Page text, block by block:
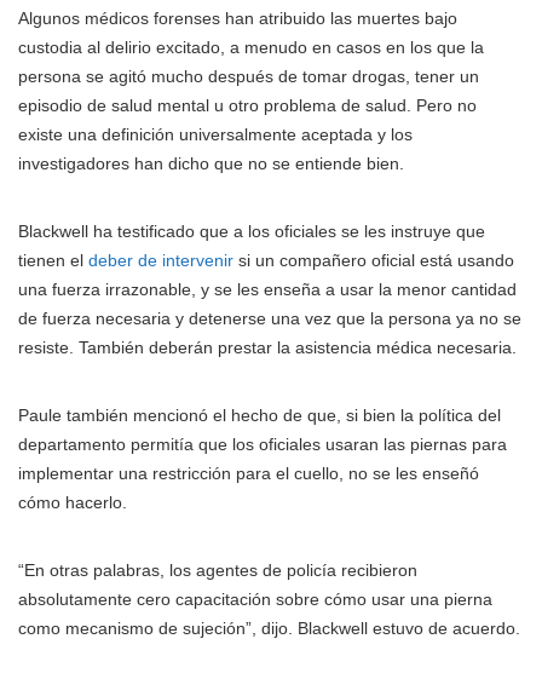
Algunos médicos forenses han atribuido las muertes bajo
custodia al delirio excitado, a menudo en casos en los que la
persona se agitó mucho después de tomar drogas, tener un
episodio de salud mental u otro problema de salud. Pero no
existe una definición universalmente aceptada y los
investigadores han dicho que no se entiende bien.
Blackwell ha testificado que a los oficiales se les instruye que
tienen el deber de intervenir si un compañero oficial está usando
una fuerza irrazonable, y se les enseña a usar la menor cantidad
de fuerza necesaria y detenerse una vez que la persona ya no se
resiste. También deberán prestar la asistencia médica necesaria.
Paule también mencionó el hecho de que, si bien la política del
departamento permitía que los oficiales usaran las piernas para
implementar una restricción para el cuello, no se les enseñó
cómo hacerlo.
“En otras palabras, los agentes de policía recibieron
absolutamente cero capacitación sobre cómo usar una pierna
como mecanismo de sujeción”, dijo. Blackwell estuvo de acuerdo.